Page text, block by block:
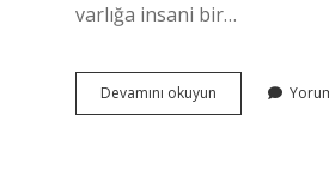
varlığa insani bir…
Devamını okuyun
Masallarına